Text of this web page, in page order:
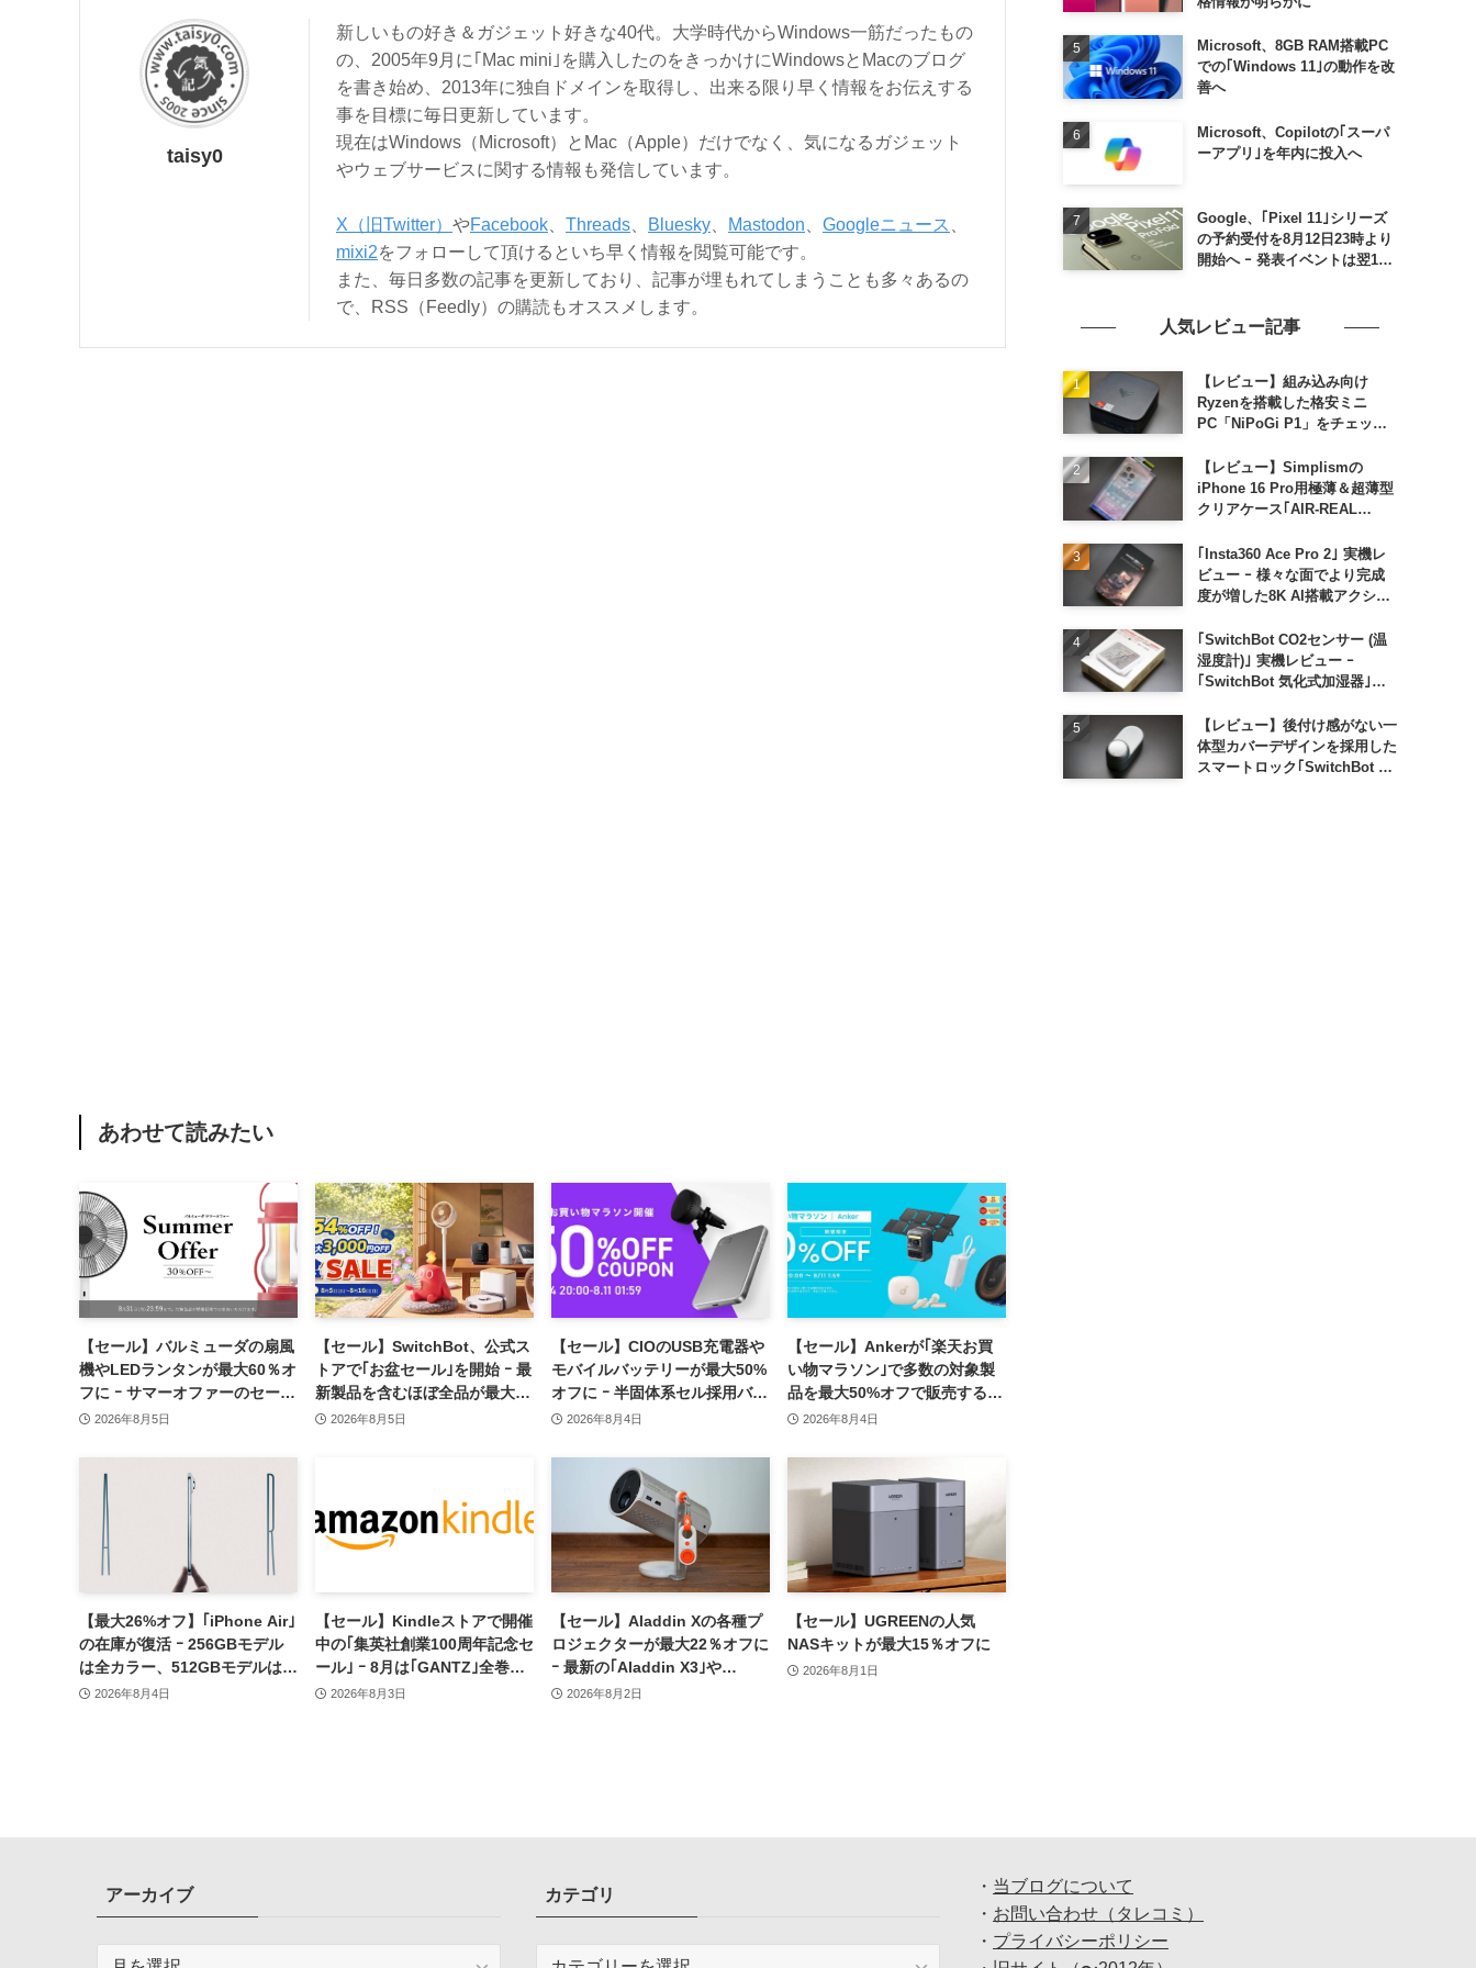
taisy0
新しいもの好き＆ガジェット好きな40代。大学時代からWindows一筋だったもの
の、2005年9月に｢Mac mini｣を購入したのをきっかけにWindowsとMacのブログ
を書き始め、2013年に独自ドメインを取得し、出来る限り早く情報をお伝えする
事を目標に毎日更新しています。
現在はWindows（Microsoft）とMac（Apple）だけでなく、気になるガジェット
やウェブサービスに関する情報も発信しています。
X（旧Twitter） やFacebook Threads Bluesky Mastodon Googleニュース
mixi2をフォローして頂けるといち早く情報を閲覧可能です。
また、毎日多数の記事を更新しており、記事が埋もれてしまうことも多々あるの
で、RSS（Feedly）の購読もオススメします。
あわせて読みたい
【セール】バルミューダの扇風
機やLEDランタンが最大60％オ
フに ｰ サマーオファーのセール
開催中
2026年8月5日
【セール】SwitchBot、公式ス
トアで｢お盆セール｣を開始 ｰ 最
新製品を含むほぼ全品が最大
54％オフに
2026年8月5日
【セール】CIOのUSB充電器や
モバイルバッテリーが最大50%
オフに ｰ 半固体系セル採用バッ
テリーやハンディファンなど最
2026年8月4日
【セール】Ankerが｢楽天お買
い物マラソン｣で多数の対象製
品を最大50%オフで販売するセ
ールを開催中（8月11日まで）
2026年8月4日
【最大26%オフ】｢iPhone Air｣
の在庫が復活 ｰ 256GBモデル
は全カラー、512GBモデルはホ
ワイト以外が在庫有り
2026年8月4日
【セール】Kindleストアで開催
中の｢集英社創業100周年記念セ
ール｣ ｰ 8月は｢GANTZ｣全巻が
100円均一で販売中
2026年8月3日
【セール】Aladdin Xの各種プ
ロジェクターが最大22％オフに
ｰ 最新の｢Aladdin X3｣や
｢Aladdin Poca｣シリーズも対
2026年8月2日
【セール】UGREENの人気
NASキットが最大15％オフに
2026年8月1日
Microsoft、8GB RAM搭載PC
での｢Windows 11｣の動作を改
善へ
Microsoft、Copilotの｢スーパ
ーアプリ｣を年内に投入へ
Google、｢Pixel 11｣シリーズ
の予約受付を8月12日23時より
開始へ ｰ 発表イベントは翌13
人気レビュー記事
【レビュー】組み込み向け
Ryzenを搭載した格安ミニ
PC「NiPoGi P1」をチェック
高性能
【レビュー】Simplismの
iPhone 16 Pro用極薄＆超薄型
クリアケース｢AIR-REAL
｢Insta360 Ace Pro 2｣ 実機レ
ビュー ｰ 様々な面でより完成
度が増した8K AI搭載アクショ
｢SwitchBot CO2センサー (温
湿度計)｣ 実機レビュー ｰ
｢SwitchBot 気化式加湿器｣と
便利
【レビュー】後付け感がない一
体型カバーデザインを採用した
スマートロック｢SwitchBot ロ
アーカイブ カテゴリ ・ 当ブログについて
・ お問い合わせ（タレコミ）
・ プライバシーポリシー